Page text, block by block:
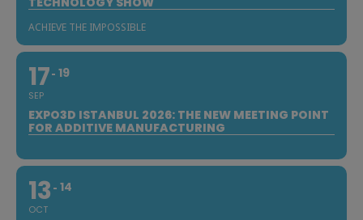
ACHIEVE THE IMPOSSIBLE
17
SEP
19
EXPO3D ISTANBUL 2026: THE NEW MEETING POINT
FOR ADDITIVE MANUFACTURING
13
OCT
14